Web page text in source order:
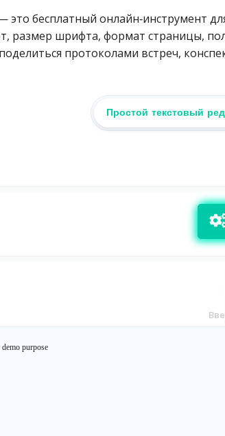
это бесплатный онлайн‑инструмент
размер шрифта, формат страницы,
протоколами встреч,
Простой текстовый